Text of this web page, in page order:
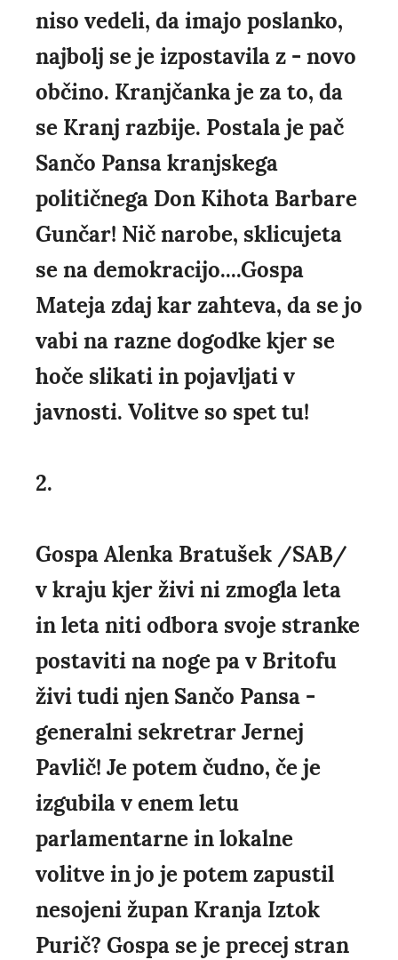
niso vedeli, da imajo poslanko,
najbolj se je izpostavila z - novo
občino. Kranjčanka je za to, da
se Kranj razbije. Postala je pač
Sančo Pansa kranjskega
političnega Don Kihota Barbare
Gunčar! Nič narobe, sklicujeta
se na demokracijo....Gospa
Mateja zdaj kar zahteva, da se jo
vabi na razne dogodke kjer se
hoče slikati in pojavljati v
javnosti. Volitve so spet tu!
2.
Gospa Alenka Bratušek /SAB/
v kraju kjer živi ni zmogla leta
in leta niti odbora svoje stranke
postaviti na noge pa v Britofu
živi tudi njen Sančo Pansa -
generalni sekretrar Jernej
Pavlič! Je potem čudno, če je
izgubila v enem letu
parlamentarne in lokalne
volitve in jo je potem zapustil
nesojeni župan Kranja Iztok
Purič? Gospa se je precej stran